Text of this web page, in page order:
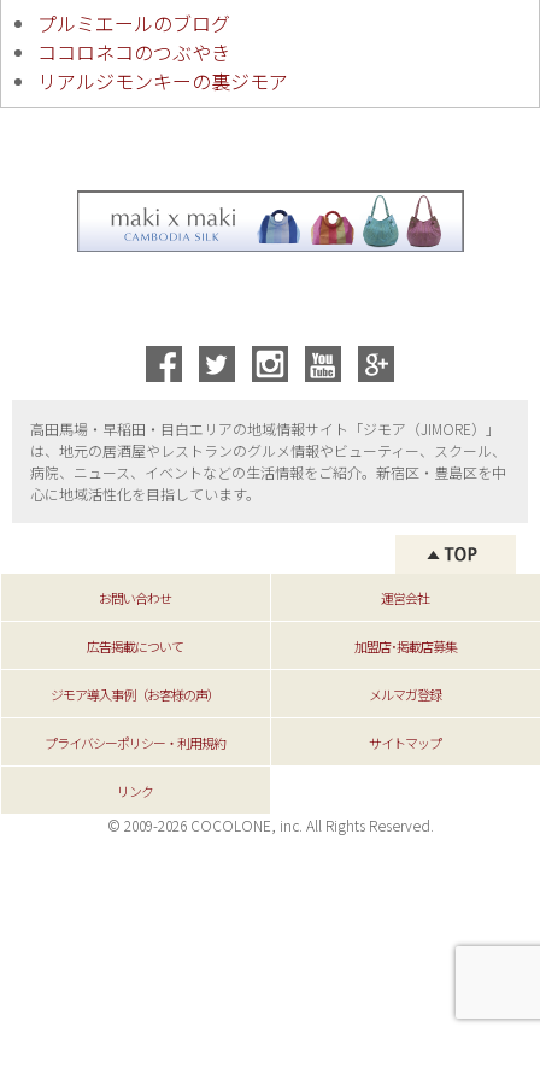
プルミエールのブログ
ココロネコのつぶやき
リアルジモンキーの裏ジモア
高田馬場・早稲田・目白エリアの地域情報サイト「ジモア（JIMORE）」
は、地元の居酒屋やレストランのグルメ情報やビューティー、
スクール、
病院、ニュース、イベントなどの生活情報をご紹介。新宿区・ 豊島区を中
心に地域活性化を目指しています。
お問い合わせ 運営会社
広告掲載について 加盟店･掲載店募集
ジモア導入事例（お客様の声） メルマガ登録
プライバシーポリシー・利用規約 サイトマップ
リンク
© 2009-2026 COCOLONE, inc. All Rights Reserved.